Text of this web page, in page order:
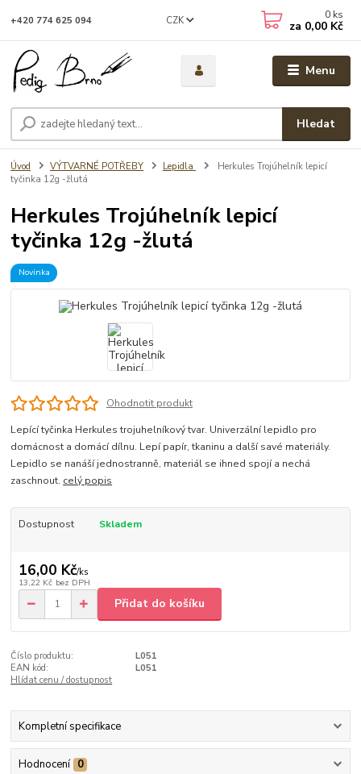
Menu
CZK
Hledat
+420 774 625 094 0 ks
za 0,00 Kč
Úvod VÝTVARNÉ POTŘEBY Lepidla
Herkules Trojúhelník lepicí
tyčinka 12g -žlutá
Herkules Trojúhelník lepicí
tyčinka 12g -žlutá
Novinka
Ohodnotit produkt
Lepící tyčinka Herkules trojuhelníkový tvar. Univerzální lepidlo pro
domácnost a domácí dílnu. Lepí papír, tkaninu a další savé materiály.
Lepidlo se nanáší jednostranně, materiál se ihned spojí a nechá
zaschnout. celý popis
Dostupnost Skladem
16,00 Kč/ks
13,22 Kč bez DPH
Přidat do košíku
Číslo produktu:
L051
EAN kód:
L051
Hlídat cenu / dostupnost
Kompletní specifikace
Hodnocení 0